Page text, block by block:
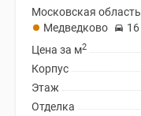
Московская
Медведково
Цена за м2
Корпус
Этаж
Отделка